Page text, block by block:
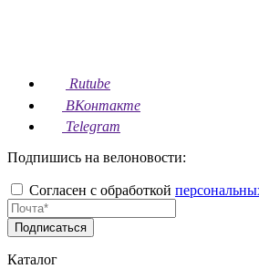
Rutube
ВКонтакте
Telegram
Подпишись на велоновости:
Согласен с обработкой
Подписаться
Каталог